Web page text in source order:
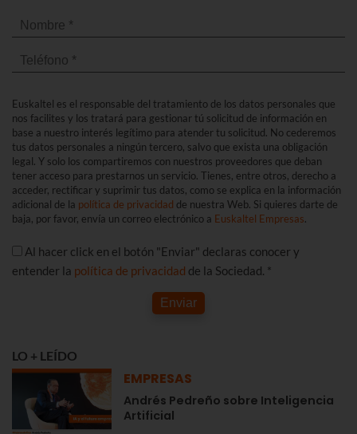
Euskaltel es el responsable del tratamiento de los datos personales que
nos facilites y los tratará para gestionar tú solicitud de información en
base a nuestro interés legítimo para atender tu solicitud. No cederemos
tus datos personales a ningún tercero, salvo que exista una obligación
legal. Y solo los compartiremos con nuestros proveedores que deban
tener acceso para prestarnos un servicio. Tienes, entre otros, derecho a
acceder, rectificar y suprimir tus datos, como se explica en la información
adicional de la política de privacidad de nuestra Web. Si quieres darte de
baja, por favor, envía un correo electrónico a Euskaltel Empresas.
Al hacer click en el botón "Enviar" declaras conocer y
entender la política de privacidad de la Sociedad. *
Enviar
LO + LEÍDO
EMPRESAS
Andrés Pedreño sobre Inteligencia
Artificial